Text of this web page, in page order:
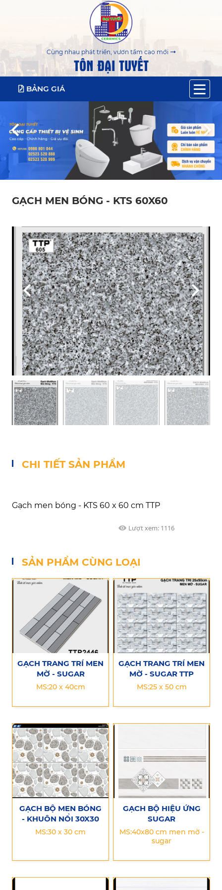
Cùng nhau phát triển, vươn tầm cao mới
TÔN ĐẠI TUYẾT
BẢNG GIÁ
GẠCH MEN BÓNG - KTS 60X60
CHI TIẾT SẢN PHẨM
Gạch men bóng - KTS 60 x 60 cm TTP
Lượt xem: 1116
SẢN PHẨM CÙNG LOẠI
GẠCH TRANG TRÍ MEN
MỜ - SUGAR
MS:20 x 40cm
GẠCH TRANG TRÍ MEN
MỜ - SUGAR TTP
MS:25 x 50 cm
GẠCH BỘ MEN BÓNG
- KHUÔN NỔI 30X30
MS:30 x 30 cm
GẠCH BỘ HIỆU ỨNG
SUGAR
MS:40x80 cm men mờ -
sugar